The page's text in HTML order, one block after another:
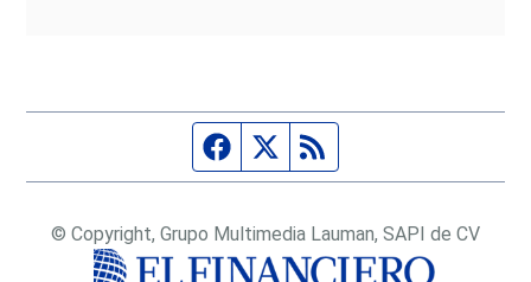
Página de Facebook
Fuente Twitter
© Copyright, Grupo Multimedia Lauman, SAPI de CV